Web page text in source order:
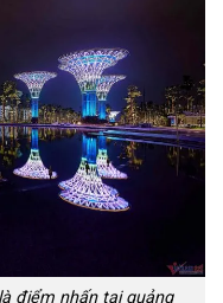
điểm nhấn tại quảng